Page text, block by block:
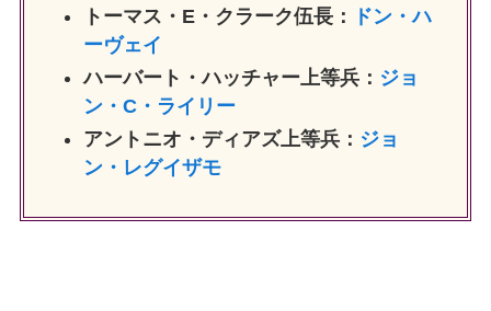
トーマス・E・クラーク伍長：
ドン・ハ
ーヴェイ
ハーバート・ハッチャー上等兵： ジョ
ン・C・ライリー
アントニオ・ディアズ上等兵： ジョ
ン・レグイザモ